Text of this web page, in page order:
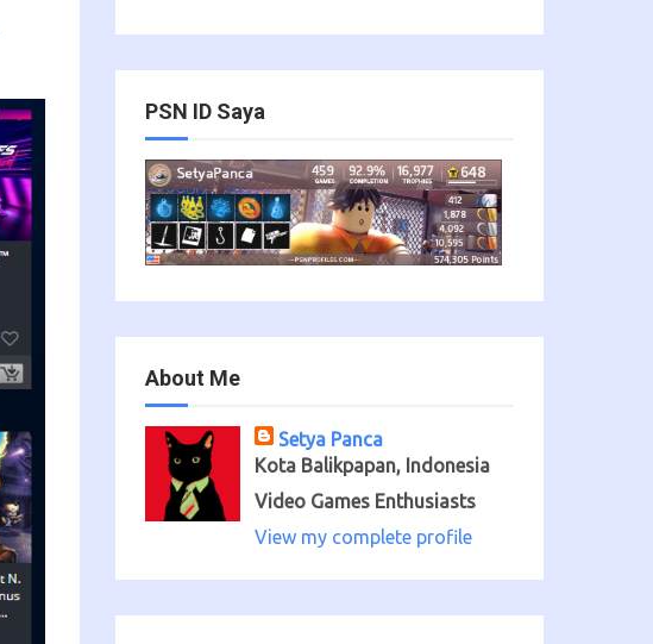
PSN ID Saya
About Me
Setya Panca
Kota Balikpapan, Indonesia
Video Games Enthusiasts
View my complete profile